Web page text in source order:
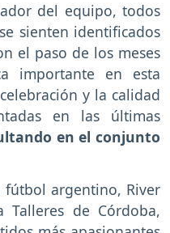
del equipo, todos
sienten identificados
el paso de los meses
importante en esta
y la calidad
en las últimas
en el conjunto
fútbol argentino, River
de Córdoba,